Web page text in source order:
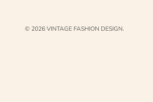
© 2026VINTAGE FASHION DESIGN.